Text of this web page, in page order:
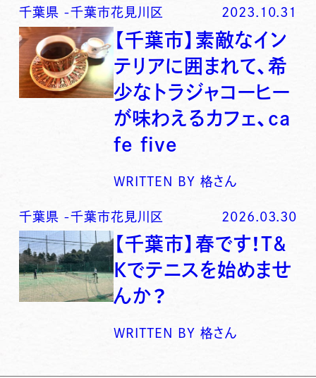
千葉県 -千葉市花見川区 2023.10.31
【千葉市】素敵なイン
テリアに囲まれて、希
少なトラジャコーヒー
が味わえるカフェ、ca
fe five
WRITTEN BY 格さん
千葉県 -千葉市花見川区 2026.03.30
【千葉市】春です！T&
Kでテニスを始めませ
んか？
WRITTEN BY 格さん